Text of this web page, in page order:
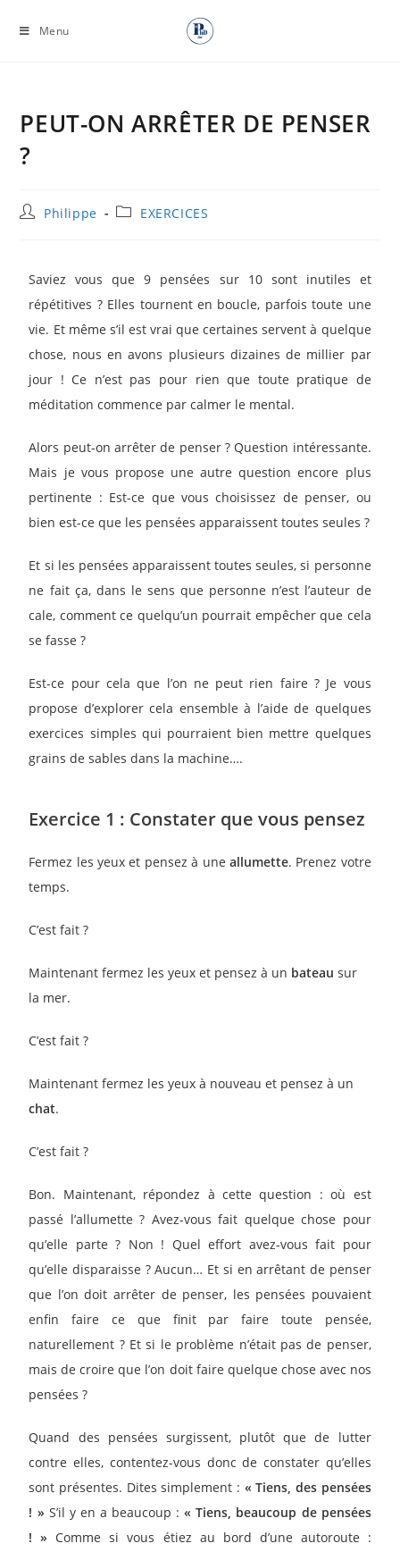
Menu
PEUT-ON ARRÊTER DE PENSER
?
Philippe EXERCICES
Saviez vous que 9 pensées sur 10 sont inutiles et
répétitives ? Elles tournent en boucle, parfois toute une
vie. Et même s’il est vrai que certaines servent à quelque
chose, nous en avons plusieurs dizaines de millier par
jour ! Ce n’est pas pour rien que toute pratique de
méditation commence par calmer le mental.
Alors peut-on arrêter de penser ? Question intéressante.
Mais je vous propose une autre question encore plus
pertinente : Est-ce que vous choisissez de penser, ou
bien est-ce que les pensées apparaissent toutes seules ?
Et si les pensées apparaissent toutes seules, si personne
ne fait ça, dans le sens que personne n’est l’auteur de
cale, comment ce quelqu’un pourrait empêcher que cela
se fasse ?
Est-ce pour cela que l’on ne peut rien faire ? Je vous
propose d’explorer cela ensemble à l’aide de quelques
exercices simples qui pourraient bien mettre quelques
grains de sables dans la machine….
Exercice 1 : Constater que vous pensez
Fermez les yeux et pensez à une allumette. Prenez votre
temps.
C’est fait ?
Maintenant fermez les yeux et pensez à un bateau sur
la mer.
C’est fait ?
Maintenant fermez les yeux à nouveau et pensez à un
chat.
C’est fait ?
Bon. Maintenant, répondez à cette question : où est
passé l’allumette ? Avez-vous fait quelque chose pour
qu’elle parte ? Non ! Quel effort avez-vous fait pour
qu’elle disparaisse ? Aucun… Et si en arrêtant de penser
que l’on doit arrêter de penser, les pensées pouvaient
enfin faire ce que finit par faire toute pensée,
naturellement ? Et si le problème n’était pas de penser,
mais de croire que l’on doit faire quelque chose avec nos
pensées ?
Quand des pensées surgissent, plutôt que de lutter
contre elles, contentez-vous donc de constater qu’elles
sont présentes. Dites simplement : « Tiens, des pensées
! » S’il y en a beaucoup :« Tiens, beaucoup de pensées
! » Comme si vous étiez au bord d’une autoroute :